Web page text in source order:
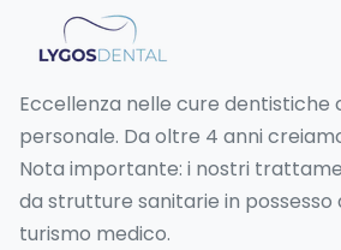
Eccellenza nelle cure dentistiche
personale. Da oltre 4 anni
Nota importante: i nostri
da strutture sanitarie in possesso
turismo medico.